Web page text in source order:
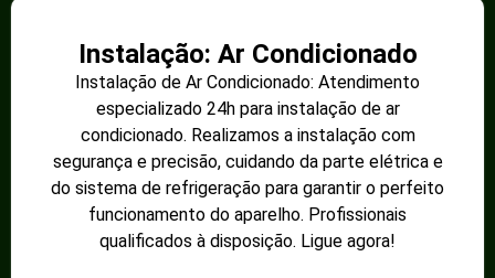
Instalação: Ar Condicionado
Instalação de Ar Condicionado: Atendimento
especializado 24h para instalação de ar
condicionado. Realizamos a instalação com
segurança e precisão, cuidando da parte elétrica e
do sistema de refrigeração para garantir o perfeito
funcionamento do aparelho. Profissionais
qualificados à disposição. Ligue agora!